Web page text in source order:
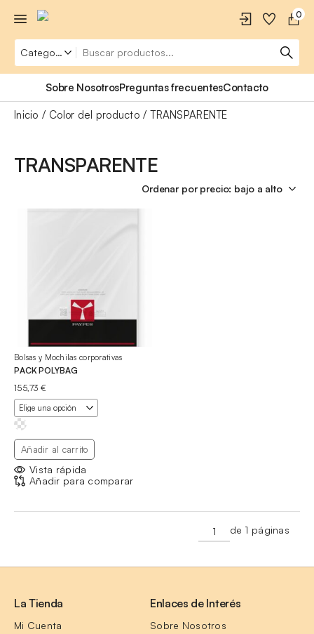
0
Sobre NosotrosPreguntas frecuentesContacto
Inicio Color del producto TRANSPARENTE
TRANSPARENTE
Bolsas y Mochilas corporativas
PACK POLYBAG
155,73 €
Añadir al carrito
Vista rápida
Añadir para comparar
de 1 páginas
La Tienda
Mi Cuenta
Enlaces de Interés
Sobre Nosotros